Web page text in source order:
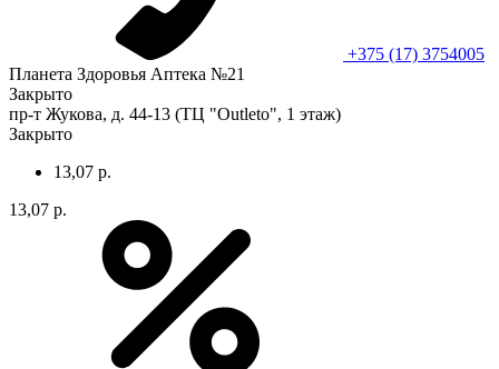
+375 (17) 3754005
Планета Здоровья Аптека №21
Закрыто
пр-т Жукова, д. 44-13 (ТЦ "Outleto", 1 этаж)
Закрыто
13,07 р.
13,07 р.